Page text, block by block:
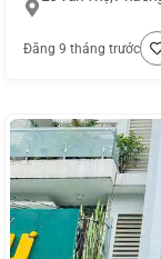
Đăng 9 tháng trước